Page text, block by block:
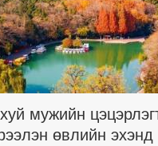
мужийн
өвлийн эхэнд